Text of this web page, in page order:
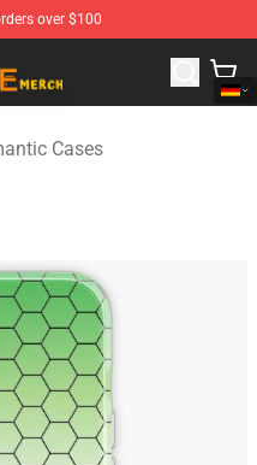
over $100
Pride Merchandise Store
Cases